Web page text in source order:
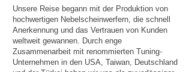
Unsere Reise begann mit der Produktion von
hochwertigen Nebelscheinwerfern, die schnell
Anerkennung und das Vertrauen von Kunden
weltweit gewannen. Durch enge
Zusammenarbeit mit renommierten Tuning-
Unternehmen in den USA, Taiwan, Deutschland